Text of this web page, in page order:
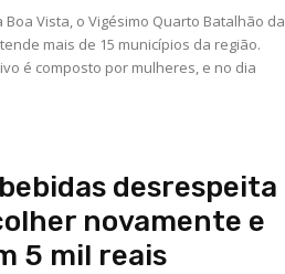
Boa Vista, o Vigésimo Quarto Batalhão da
municípios da região.
é composto por mulheres, e no dia
desrespeita
novamente e
5 mil reais